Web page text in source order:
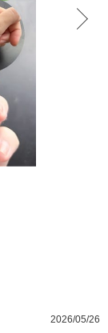
2026/05/26